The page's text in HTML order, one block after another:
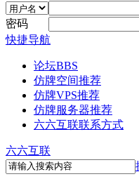
密码
快捷导航
论坛BBS
仿牌空间推荐
仿牌VPS推荐
仿牌服务器推荐
六六互联联系方式
六六互联